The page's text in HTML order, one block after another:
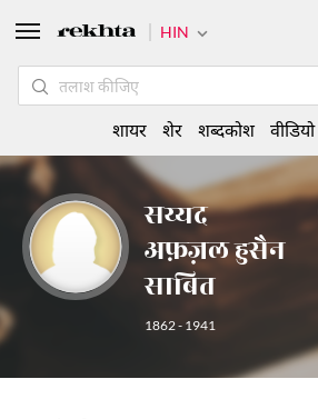
सय्यद
अफ़ज़ल हुसैन
साबित
1862 - 1941
HIN
शायर शेर शब्दकोश वीडियो